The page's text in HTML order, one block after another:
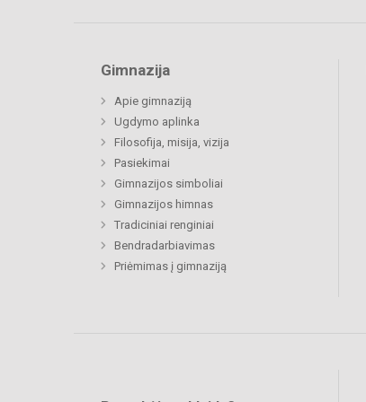
Gimnazija
Apie gimnaziją
Ugdymo aplinka
Filosofija, misija, vizija
Pasiekimai
Gimnazijos simboliai
Gimnazijos himnas
Tradiciniai renginiai
Bendradarbiavimas
Priėmimas į gimnaziją